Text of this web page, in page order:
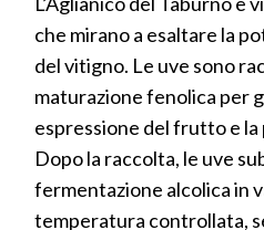
che mirano a esaltare la
del vitigno. Le uve sono
maturazione fenolica per
espressione del frutto e
Dopo la raccolta, le uve
fermentazione alcolica in
temperatura controllata,